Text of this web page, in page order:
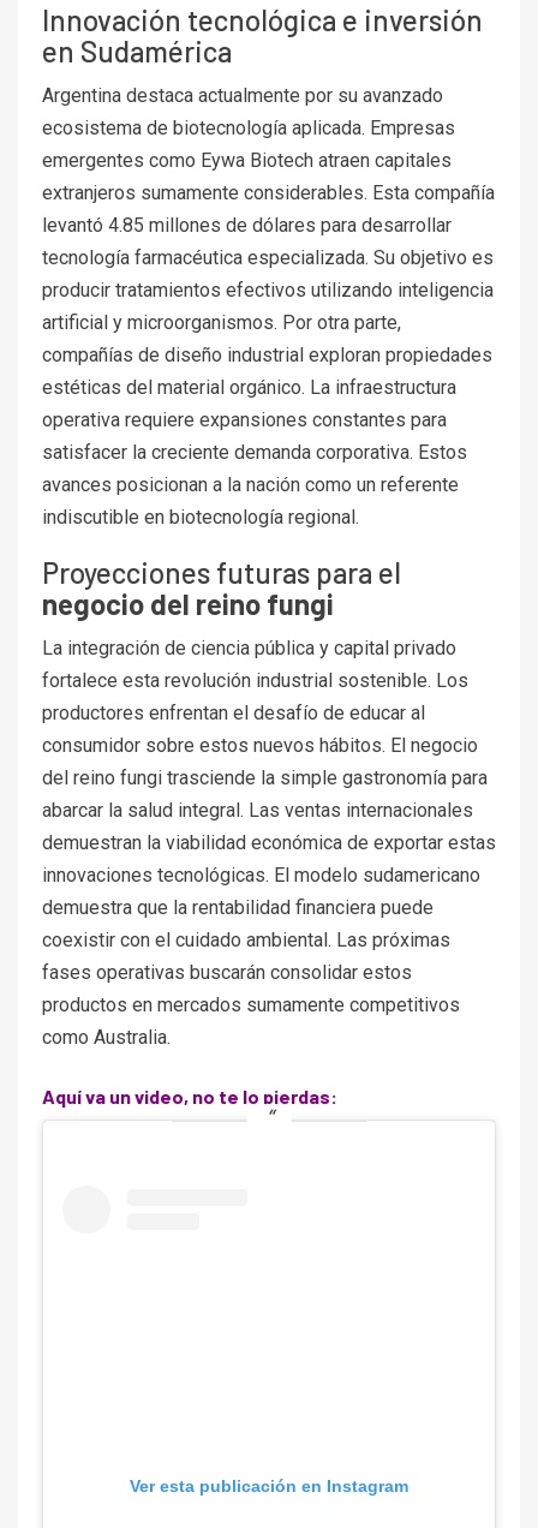
Innovación tecnológica e inversión
en Sudamérica
Argentina destaca actualmente por su avanzado
ecosistema de biotecnología aplicada. Empresas
emergentes como Eywa Biotech atraen capitales
extranjeros sumamente considerables. Esta compañía
levantó 4.85 millones de dólares para desarrollar
tecnología farmacéutica especializada. Su objetivo es
producir tratamientos efectivos utilizando inteligencia
artificial y microorganismos. Por otra parte,
compañías de diseño industrial exploran propiedades
estéticas del material orgánico. La infraestructura
operativa requiere expansiones constantes para
satisfacer la creciente demanda corporativa. Estos
avances posicionan a la nación como un referente
indiscutible en biotecnología regional.
Proyecciones futuras para el
negocio del reino fungi
La integración de ciencia pública y capital privado
fortalece esta revolución industrial sostenible. Los
productores enfrentan el desafío de educar al
consumidor sobre estos nuevos hábitos. El negocio
del reino fungi trasciende la simple gastronomía para
abarcar la salud integral. Las ventas internacionales
demuestran la viabilidad económica de exportar estas
innovaciones tecnológicas. El modelo sudamericano
demuestra que la rentabilidad financiera puede
coexistir con el cuidado ambiental. Las próximas
fases operativas buscarán consolidar estos
productos en mercados sumamente competitivos
como Australia.
Aquí va un video, no te lo pierdas:
Ver esta publicación en Instagram